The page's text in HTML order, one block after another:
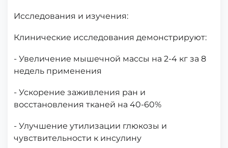
Исследования и изучения:
Клинические исследования демонстрируют:
- Увеличение мышечной массы на 2-4 кг за 8
недель применения
- Ускорение заживления ран и
восстановления тканей на 40-60%
- Улучшение утилизации глюкозы и
чувствительности к инсулину